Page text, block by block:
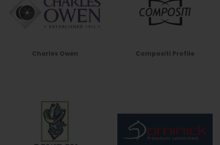
Charles Owen Compositi Profile